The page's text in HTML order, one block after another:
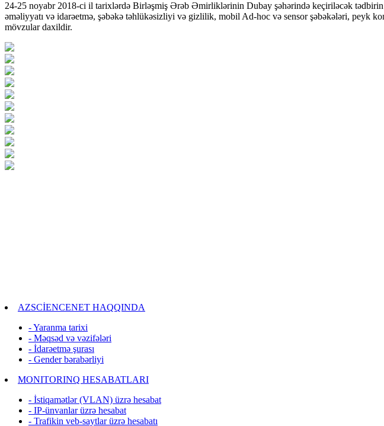
24-25 noyabr 2018-ci il tarixlərdə Birləşmiş Ərəb Əmirliklərinin Dubay şəhərində keçiriləcək
əməliyyatı və idarəetmə, şəbəkə təhlükəsizliyi və gizlilik, mobil Ad-hoc və sensor şəbəkələri,
mövzular daxildir.
AZSCİENCENET HAQQINDA
- Yaranma tarixi
- Məqsəd və vəzifələri
- İdarəetmə şurası
- Gender bərabərliyi
MONITORINQ HESABATLARI
- İstiqamətlər (VLAN) üzrə hesabat
- IP-ünvanlar üzrə hesabat
- Trafikin veb-saytlar üzrə hesabatı